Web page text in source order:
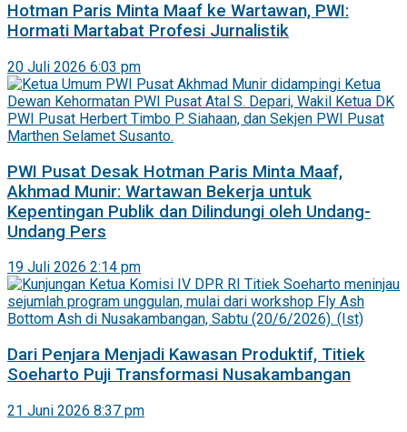
Hotman Paris Minta Maaf ke Wartawan, PWI:
Hormati Martabat Profesi Jurnalistik
20 Juli 2026 6:03 pm
PWI Pusat Desak Hotman Paris Minta Maaf,
Akhmad Munir: Wartawan Bekerja untuk
Kepentingan Publik dan Dilindungi oleh Undang-
Undang Pers
19 Juli 2026 2:14 pm
Dari Penjara Menjadi Kawasan Produktif, Titiek
Soeharto Puji Transformasi Nusakambangan
21 Juni 2026 8:37 pm